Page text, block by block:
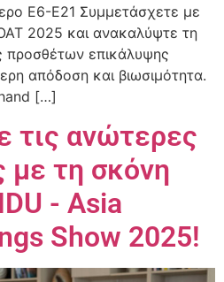
E6-E21 Συμμετάσχετε με
2025 και ανακαλύψτε τη
προσθέτων επικάλυψης
απόδοση και βιωσιμότητα.
[…]
τις ανώτερες
με τη σκόνη
- Asia
Show 2025!